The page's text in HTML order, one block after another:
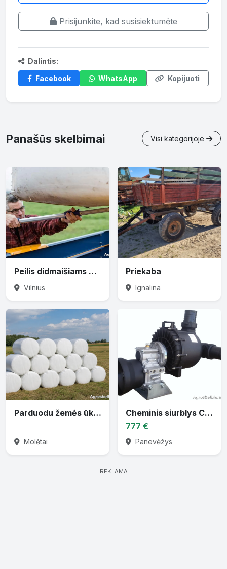
Prisijunkite, kad susisiektumėte
Dalintis:
Facebook
WhatsApp Kopijuoti
Panašūs skelbimai Visi kategorijoje
Peilis didmaišiams prapjauti
Vilnius
Priekaba
Ignalina
Parduodu žemės ūkio techniką
Molėtai
Cheminis siurblys CTP-30 varomas traktoriaus darbiniu velenu
777 €
Panevėžys
REKLAMA